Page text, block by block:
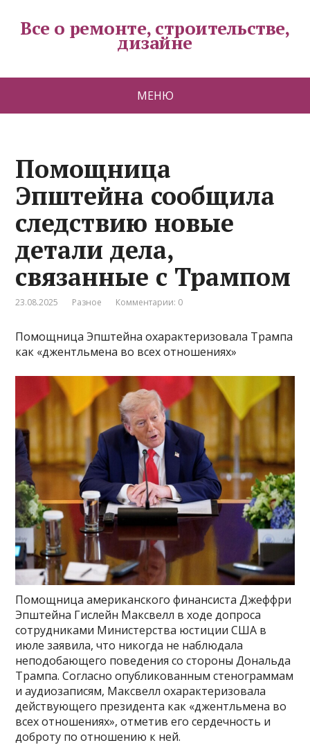
Все о ремонте, строительстве,
дизайне
МЕНЮ
Помощница
Эпштейна сообщила
следствию новые
детали дела,
связанные с Трампом
23.08.2025 Разное Комментарии: 0
Помощница Эпштейна охарактеризовала Трампа
как «джентльмена во всех отношениях»
Помощница американского финансиста Джеффри
Эпштейна Гислейн Максвелл в ходе допроса
сотрудниками Министерства юстиции США в
июле заявила, что никогда не наблюдала
неподобающего поведения со стороны Дональда
Трампа. Согласно опубликованным стенограммам
и аудиозаписям, Максвелл охарактеризовала
действующего президента как «джентльмена во
всех отношениях», отметив его сердечность и
доброту по отношению к ней.